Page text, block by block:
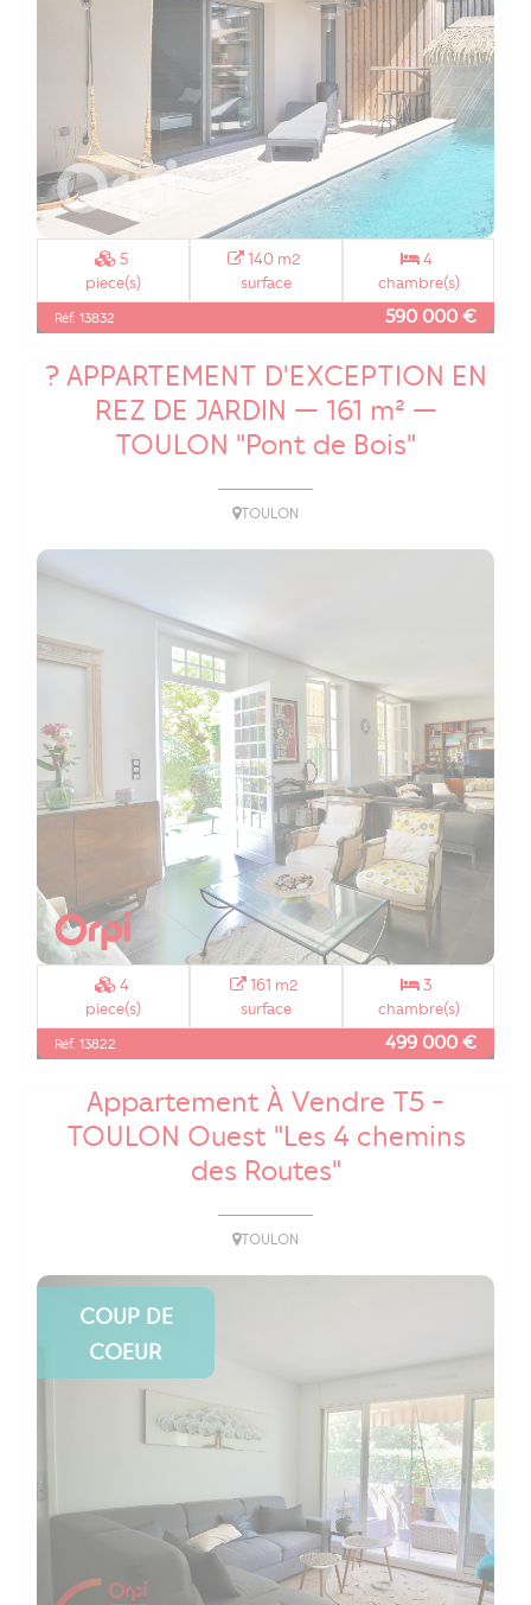
5
piece(s)
140 m2
surface
4
chambre(s)
Réf. 13832 590 000 €
? APPARTEMENT D'EXCEPTION EN
REZ DE JARDIN — 161 m² —
TOULON "Pont de Bois"
TOULON
4
piece(s)
161 m2
surface
3
chambre(s)
Réf. 13822 499 000 €
Appartement À Vendre T5 -
TOULON Ouest "Les 4 chemins
des Routes"
TOULON
COUP DE
COEUR